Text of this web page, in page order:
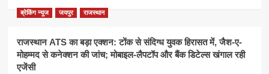
ब्रेकिंग न्यूज जयपुर राजस्थान
राजस्थान ATS का बड़ा एक्शन: टोंक से संदिग्ध युवक हिरासत में, जैश-ए-
मोहम्मद से कनेक्शन की जांच; मोबाइल-लैपटॉप और बैंक डिटेल्स खंगाल रही
एजेंसी